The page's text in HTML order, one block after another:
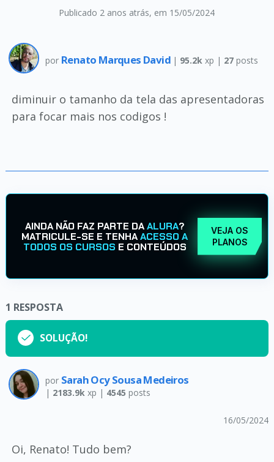
Publicado 2 anos atrás, em 15/05/2024
por Renato Marques David | 95.2k xp | 27 posts
diminuir o tamanho da tela das apresentadoras
para focar mais nos codigos !
AINDA NÃO FAZ PARTE DAALURA?
MATRICULE-SE E TENHAACESSO A
TODOS OS CURSOS E CONTEÚDOS
VEJA OS
PLANOS
1 RESPOSTA
SOLUÇÃO!
por Sarah Ocy Sousa Medeiros
| 2183.9kxp | 4545 posts
16/05/2024
Oi, Renato! Tudo bem?